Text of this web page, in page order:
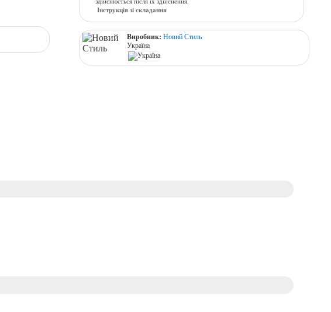
Інструкція зі складання
Виробник: Новий Стиль
Україна